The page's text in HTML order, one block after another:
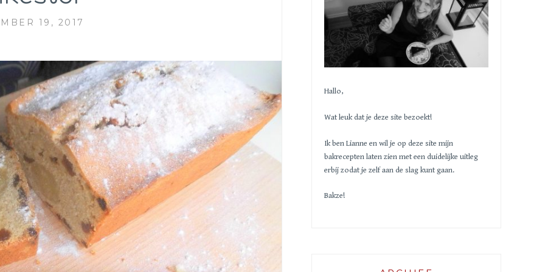
19, 2017
Hallo,
Wat leuk dat je deze site bezoekt!
Ik ben Lianne en wil je op deze site mijn
bakrecepten laten zien met een duidelijke uitleg
erbij zodat je zelf aan de slag kunt gaan.
Bakze!